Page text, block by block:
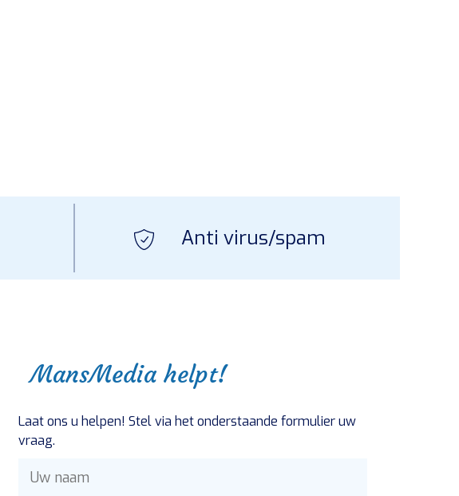
Anti virus/spam
MansMedia helpt!
Laat ons u helpen! Stel via het onderstaande formulier uw
vraag.